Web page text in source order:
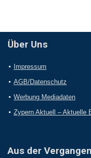
Über Uns
Impressum
AGB/Datenschutz
Werbung Mediadaten
Zypern Aktuell – Aktuelle
Aus der